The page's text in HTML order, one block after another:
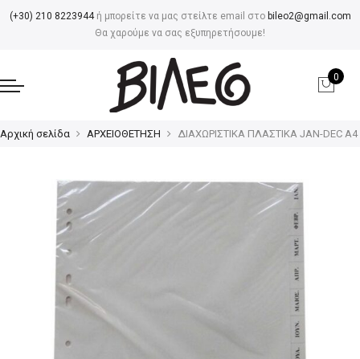
(+30) 210 8223944ή μπορείτε να μας στείλτε email στο bileo2@gmail.com
Θα χαρούμε να σας εξυπηρετήσουμε!
0
Αρχική σελίδα ΑΡΧΕΙΟΘΕΤΗΣΗ ΔΙΑΧΩΡΙΣΤΙΚΑ ΠΛΑΣΤΙΚΑ JAN-DEC Α4